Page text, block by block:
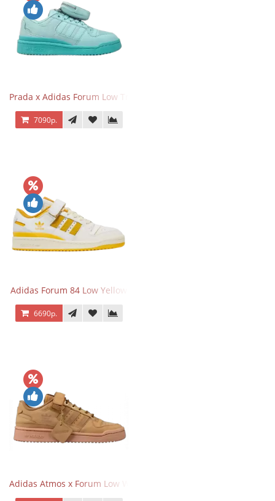
Prada x Adidas Forum Low Triple Mint
7090р.
Adidas Forum 84 Low Yellow
6690р.
Adidas Atmos x Forum Low Wheat Dark Brown